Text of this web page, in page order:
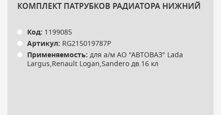
КОМПЛЕКТ ПАТРУБКОВ РАДИАТОРА НИЖНИЙ
Код: 1199085
Артикул: RG215019787P
Применяемость: для а/м АО "АВТОВАЗ" Lada
Largus,Renault Logan,Sandero дв.16 кл